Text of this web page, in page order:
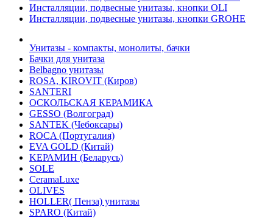
Инсталляции, подвесные унитазы, кнопки OLI
Инсталляции, подвесные унитазы, кнопки GROHE
Унитазы - компакты, монолиты, бачки
Бачки для унитаза
Belbagno унитазы
ROSA, KIROVIT (Киров)
SANTERI
ОСКОЛЬСКАЯ КЕРАМИКА
GESSO (Волгоград)
SANTEK (Чебоксары)
ROCA (Португалия)
EVA GOLD (Китай)
KЕРАМИН (Беларусь)
SOLE
CeramaLuxe
OLIVES
HOLLER( Пенза) унитазы
SPARO (Китай)